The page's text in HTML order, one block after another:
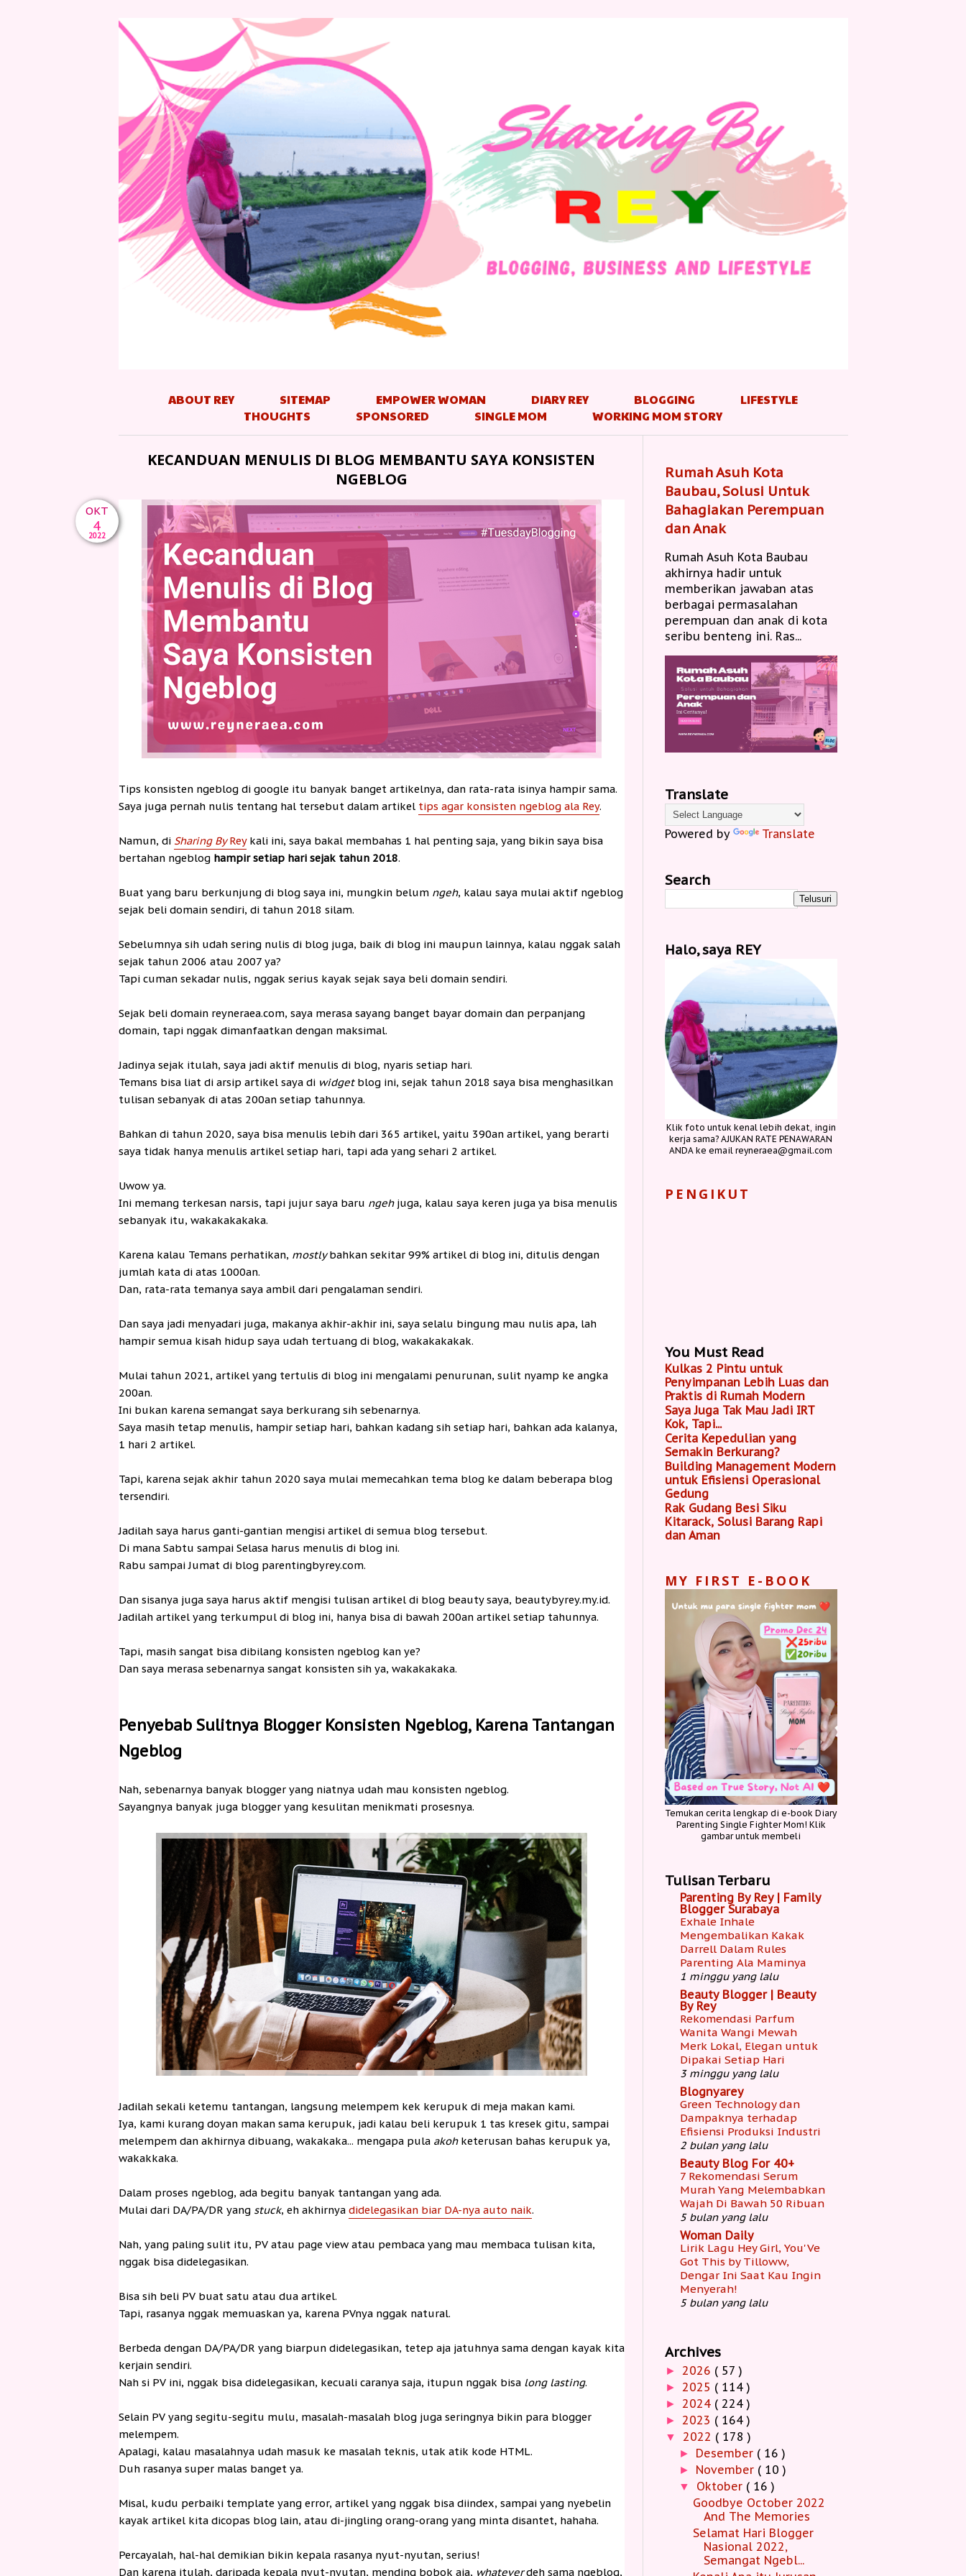
ABOUT REY SITEMAP EMPOWER WOMAN DIARY REY BLOGGING
LIFESTYLE
THOUGHTS
SPONSORED SINGLE MOM WORKING MOM STORY
KECANDUAN MENULIS DI BLOG MEMBANTU SAYA KONSISTEN
NGEBLOG
OKT
4
2022
Tips konsisten ngeblog di google itu banyak banget artikelnya, dan rata-rata isinya hampir sama.
Saya juga pernah nulis tentang hal tersebut dalam artikel tips agar konsisten ngeblog ala Rey.
Namun, di Sharing ByReykali ini, saya bakal membahas 1 hal penting saja, yang bikin saya bisa
bertahan ngeblog hampir setiap hari sejak tahun 2018.
Buat yang baru berkunjung di blog saya ini, mungkin belum ngeh, kalau saya mulai aktif ngeblog
sejak beli domain sendiri, di tahun 2018 silam.
Sebelumnya sih udah sering nulis di blog juga, baik di blog ini maupun lainnya, kalau nggak salah
sejak tahun 2006 atau 2007 ya?
Tapi cuman sekadar nulis, nggak serius kayak sejak saya beli domain sendiri.
Sejak beli domain reyneraea.com, saya merasa sayang banget bayar domain dan perpanjang
domain, tapi nggak dimanfaatkan dengan maksimal.
Jadinya sejak itulah, saya jadi aktif menulis di blog, nyaris setiap hari.
Temans bisa liat di arsip artikel saya di widgetblog ini, sejak tahun 2018 saya bisa menghasilkan
tulisan sebanyak di atas 200an setiap tahunnya.
Bahkan di tahun 2020, saya bisa menulis lebih dari 365 artikel, yaitu 390an artikel, yang berarti
saya tidak hanya menulis artikel setiap hari, tapi ada yang sehari 2 artikel.
Uwow ya.
Ini memang terkesan narsis, tapi jujur saya baru ngeh juga, kalau saya keren juga ya bisa menulis
sebanyak itu, wakakakakaka.
Karena kalau Temans perhatikan, mostlybahkan sekitar 99% artikel di blog ini, ditulis dengan
jumlah kata di atas 1000an.
Dan, rata-rata temanya saya ambil dari pengalaman sendiri.
Dan saya jadi menyadari juga, makanya akhir-akhir ini, saya selalu bingung mau nulis apa, lah
hampir semua kisah hidup saya udah tertuang di blog, wakakakakak.
Mulai tahun 2021, artikel yang tertulis di blog ini mengalami penurunan, sulit nyamp ke angka
200an.
Ini bukan karena semangat saya berkurang sih sebenarnya.
Saya masih tetap menulis, hampir setiap hari, bahkan kadang sih setiap hari, bahkan ada kalanya,
1 hari 2 artikel.
Tapi, karena sejak akhir tahun 2020 saya mulai memecahkan tema blog ke dalam beberapa blog
tersendiri.
Jadilah saya harus ganti-gantian mengisi artikel di semua blog tersebut.
Di mana Sabtu sampai Selasa harus menulis di blog ini.
Rabu sampai Jumat di blog parentingbyrey.com.
Dan sisanya juga saya harus aktif mengisi tulisan artikel di blog beauty saya, beautybyrey.my.id.
Jadilah artikel yang terkumpul di blog ini, hanya bisa di bawah 200an artikel setiap tahunnya.
Tapi, masih sangat bisa dibilang konsisten ngeblog kan ye?
Dan saya merasa sebenarnya sangat konsisten sih ya, wakakakaka.
Penyebab Sulitnya Blogger Konsisten Ngeblog, Karena Tantangan
Ngeblog
Nah, sebenarnya banyak blogger yang niatnya udah mau konsisten ngeblog.
Sayangnya banyak juga blogger yang kesulitan menikmati prosesnya.
Jadilah sekali ketemu tantangan, langsung melempem kek kerupuk di meja makan kami.
Iya, kami kurang doyan makan sama kerupuk, jadi kalau beli kerupuk 1 tas kresek gitu, sampai
melempem dan akhirnya dibuang, wakakaka... mengapa pula akoh keterusan bahas kerupuk ya,
wakakkaka.
Dalam proses ngeblog, ada begitu banyak tantangan yang ada.
Mulai dari DA/PA/DR yang stuck, eh akhirnya didelegasikan biar DA-nya auto naik.
Nah, yang paling sulit itu, PV atau page view atau pembaca yang mau membaca tulisan kita,
nggak bisa didelegasikan.
Bisa sih beli PV buat satu atau dua artikel.
Tapi, rasanya nggak memuaskan ya, karena PVnya nggak natural.
Berbeda dengan DA/PA/DR yang biarpun didelegasikan, tetep aja jatuhnya sama dengan kayak kita
kerjain sendiri.
Nah si PV ini, nggak bisa didelegasikan, kecuali caranya saja, itupun nggak bisa long lasting.
Selain PV yang segitu-segitu mulu, masalah-masalah blog juga seringnya bikin para blogger
melempem.
Apalagi, kalau masalahnya udah masuk ke masalah teknis, utak atik kode HTML.
Duh rasanya super malas banget ya.
Misal, kudu perbaiki template yang error, artikel yang nggak bisa diindex, sampai yang nyebelin
kayak artikel kita dicopas blog lain, atau di-jingling orang-orang yang minta disantet, hahaha.
Percayalah, hal-hal demikian bikin kepala rasanya nyut-nyutan, serius!
Dan karena itulah, daripada kepala nyut-nyutan, mending bobok aja, whateverdeh sama ngeblog,
Rumah Asuh Kota
Baubau, Solusi Untuk
Bahagiakan Perempuan
dan Anak
Rumah Asuh Kota Baubau
akhirnya hadir untuk
memberikan jawaban atas
berbagai permasalahan
perempuan dan anak di kota
seribu benteng ini. Ras...
Translate
Powered by Translate
Search
Halo, saya REY
Klik foto untuk kenal lebih dekat, ingin
kerja sama? AJUKAN RATE PENAWARAN
ANDA ke email reyneraea@gmail.com
PENGIKUT
You Must Read
Kulkas 2 Pintu untuk
Penyimpanan Lebih Luas dan
Praktis di Rumah Modern
Saya Juga Tak Mau Jadi IRT
Kok, Tapi...
Cerita Kepedulian yang
Semakin Berkurang?
Building Management Modern
untuk Efisiensi Operasional
Gedung
Rak Gudang Besi Siku
Kitarack, Solusi Barang Rapi
dan Aman
MY FIRST E-BOOK
Temukan cerita lengkap di e-book Diary
Parenting Single Fighter Mom! Klik
gambar untuk membeli
Tulisan Terbaru
Parenting By Rey | Family
Blogger Surabaya
Exhale Inhale
Mengembalikan Kakak
Darrell Dalam Rules
Parenting Ala Maminya
1 minggu yang lalu
Beauty Blogger | Beauty
By Rey
Rekomendasi Parfum
Wanita Wangi Mewah
Merk Lokal, Elegan untuk
Dipakai Setiap Hari
3 minggu yang lalu
Blognyarey
Green Technology dan
Dampaknya terhadap
Efisiensi Produksi Industri
2 bulan yang lalu
Beauty Blog For 40+
7 Rekomendasi Serum
Murah Yang Melembabkan
Wajah Di Bawah 50 Ribuan
5 bulan yang lalu
Woman Daily
Lirik Lagu Hey Girl, You'Ve
Got This by Tilloww,
Dengar Ini Saat Kau Ingin
Menyerah!
5 bulan yang lalu
Archives
► 2026 ( 57 )
► 2025 ( 114 )
► 2024 ( 224 )
► 2023 ( 164 )
▼ 2022 ( 178 )
► Desember ( 16 )
► November ( 10 )
▼ Oktober ( 16 )
Goodbye October 2022
And The Memories
Selamat Hari Blogger
Nasional 2022,
Semangat Ngebl...